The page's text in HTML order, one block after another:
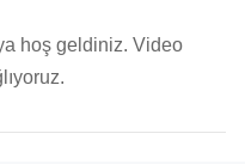
hoş geldiniz. Video